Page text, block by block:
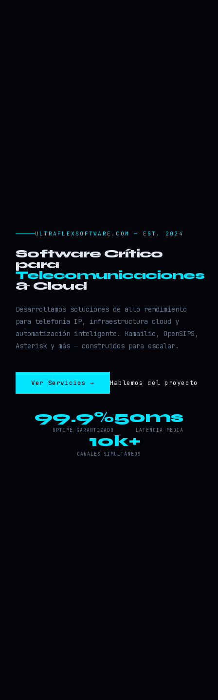
ULTRAFLEXSOFTWARE.COM — EST. 2024
Software Crítico
para
Telecomunicaciones
& Cloud
Desarrollamos soluciones de alto rendimiento
para telefonía IP, infraestructura cloud y
automatización inteligente. Kamailio, OpenSIPS,
Asterisk y más — construidos para escalar.
Ver Servicios → Hablemos del proyecto
99.9%
UPTIME GARANTIZADO
50ms
LATENCIA MEDIA
10k+
CANALES SIMULTÁNEOS